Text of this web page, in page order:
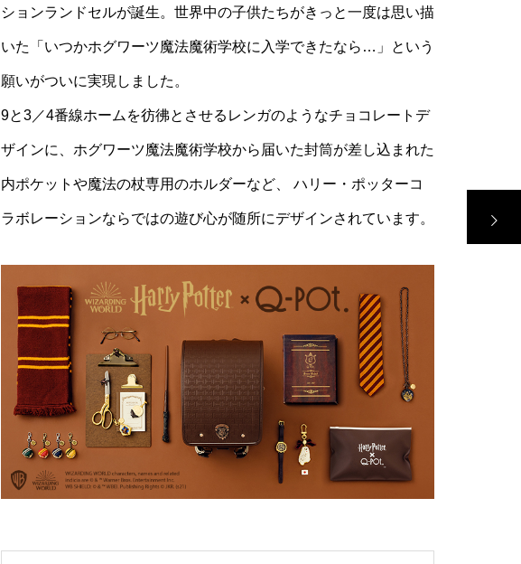
ションランドセルが誕生。世界中の子供たちがきっと一度は思い描
いた「いつかホグワーツ魔法魔術学校に入学できたなら…」という
願いがついに実現しました。
9と3／4番線ホームを彷彿とさせるレンガのようなチョコレートデ
ザインに、ホグワーツ魔法魔術学校から届いた封筒が差し込まれた
内ポケットや魔法の杖専用のホルダーなど、 ハリー・ポッターコ
ラボレーションならではの遊び心が随所にデザインされています。